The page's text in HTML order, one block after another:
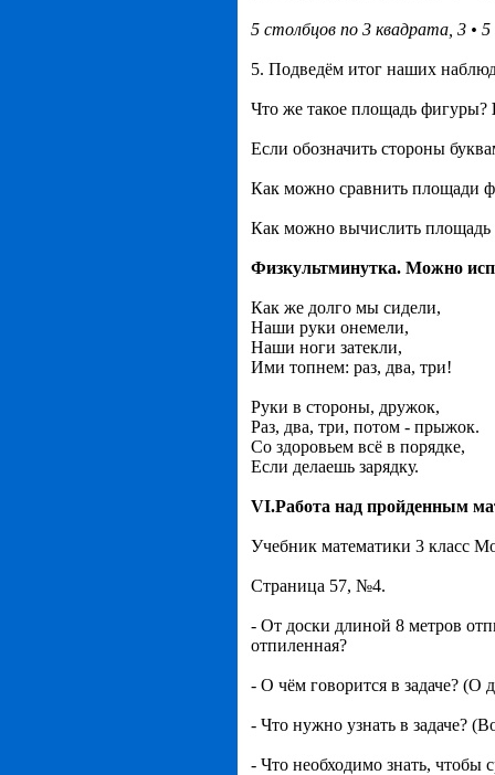
5 столбцов по 3 квадрата, 3 •
5. Подведём итог наших
Что же такое площадь фигуры?
Если обозначить стороны
Как можно сравнить площади
Как можно вычислить площадь
Физкультминутка. Можно
Как же долго мы сидели,
Наши руки онемели,
Наши ноги затекли,
Ими топнем: раз, два, три!
Руки в стороны, дружок,
Раз, два, три, потом - прыжок.
Со здоровьем всё в порядке,
Если делаешь зарядку.
VI.Работа над пройденным
Учебник математики 3 класс
Страница 57, №4.
- От доски длиной 8 метров
отпиленная?
- О чём говорится в задаче? (О
- Что нужно узнать в задаче?
- Что необходимо знать, чтобы